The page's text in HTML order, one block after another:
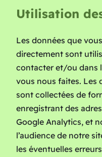
Utilisation
Les données que
directement sont
contacter et/ou dans
vous nous faites. Les
sont collectées de
enregistrant des
Google Analytics, et
l’audience de notre
les éventuelles